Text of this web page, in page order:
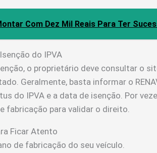
Com Dez Mil Reais Para Ter
do IPVA
o proprietário deve consultar o
Geralmente, basta informar o
do IPVA e a data de isenção. Por
fabricação para validar o direito.
Ficar Atento
de fabricação do seu veículo.